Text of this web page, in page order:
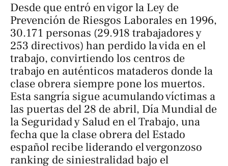
Desde que entró en vigor la Ley de
Prevención de Riesgos Laborales en 1996,
30.171 personas (29.918 trabajadores y
253 directivos) han perdido la vida en el
trabajo, convirtiendo los centros de
trabajo en auténticos mataderos donde la
clase obrera siempre pone los muertos.
Esta sangría sigue acumulando víctimas a
las puertas del 28 de abril, Día Mundial de
la Seguridad y Salud en el Trabajo, una
fecha que la clase obrera del Estado
español recibe liderando el vergonzoso
ranking de siniestralidad bajo el